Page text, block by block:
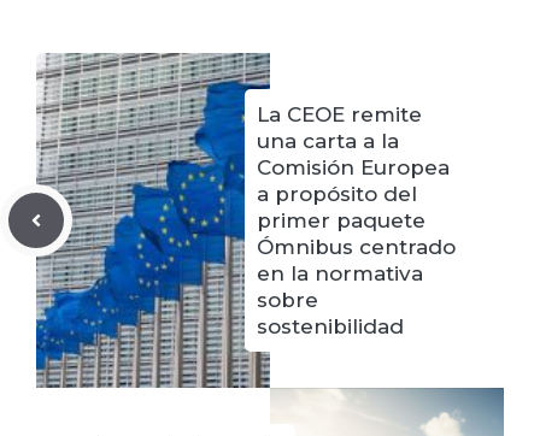
La CEOE remite
una carta a la
Comisión Europea
a propósito del
primer paquete
Ómnibus centrado
en la normativa
sobre
sostenibilidad